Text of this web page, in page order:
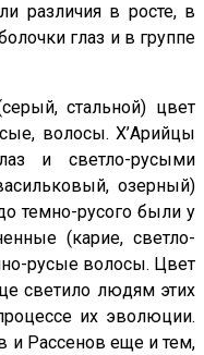
различия в росте, в
глаз и в группе
стальной) цвет
волосы. Х’Арийцы
и светло-русыми
озерный)
темно-русого были у
(карие, светло-
русые волосы. Цвет
светило людям этих
их эволюции.
и Рассенов еще и тем,